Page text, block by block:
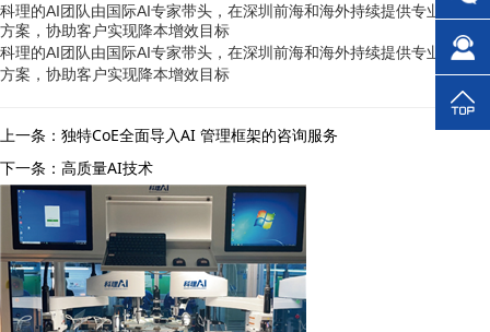
科理的AI团队由国际AI专家带头，在深圳前海和海外持续提供专业AI解决
方案，协助客户实现降本增效目标
科理的AI团队由国际AI专家带头，在深圳前海和海外持续提供专业AI解决
方案，协助客户实现降本增效目标
上一条：独特CoE全面导入AI 管理框架的咨询服务
下一条：高质量AI技术